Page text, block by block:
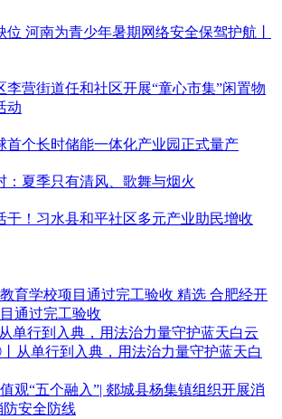
位 河南为青少年暑期网络安全保驾护航丨
李营街道任和社区开展“童心市集”闲置物
动
首个长时储能一体化产业园正式量产
：夏季只有清风、歌舞与烟火
干！习水县和平社区多元产业助民增收
精选 合肥经开
通过完工验收
从单行到入典，用法治力量守护蓝天白